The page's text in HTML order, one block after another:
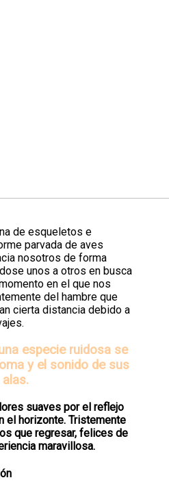
de esqueletos e
parvada de aves
nosotros de forma
unos a otros en busca
en el que nos
del hambre que
cierta distancia debido a
especie ruidosa se
y el sonido de sus
alas.
suaves por el reflejo
el horizonte. Tristemente
que regresar, felices de
maravillosa.